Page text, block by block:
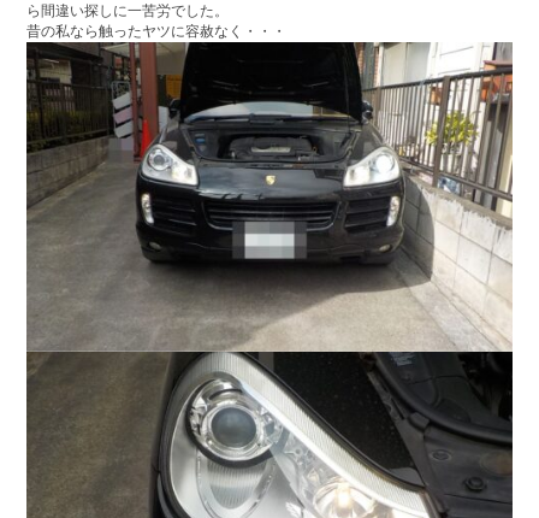
ら間違い探しに一苦労でした。
昔の私なら触ったヤツに容赦なく・・・